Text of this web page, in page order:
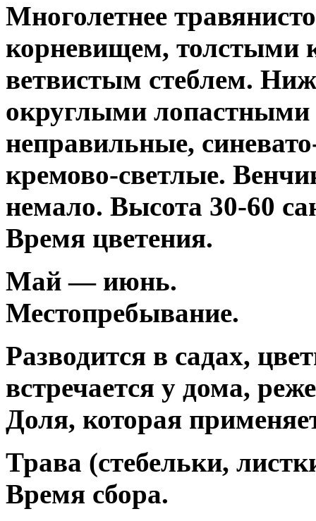
Многолетнее
корневищем,
ветвистым стеблем.
округлыми
неправильные,
кремово-светлые.
немало. Высота 30-60
Время цветения.
Май — июнь.
Местопребывание.
Разводится в садах,
встречается у дома,
Доля, которая
Трава (стебельки,
Время сбора.